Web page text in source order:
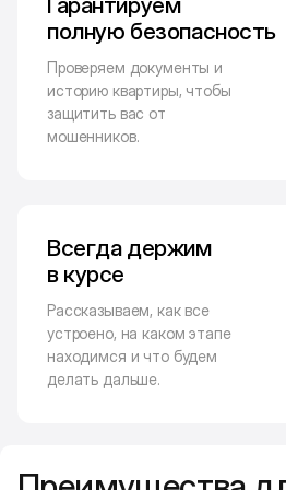
полную безопасность
Проверяем документы и
историю квартиры, чтобы
защитить вас от
мошенников.
Всегда держим
в курсе
Рассказываем, как все
устроено, на каком этапе
находимся и что будем
делать дальше.